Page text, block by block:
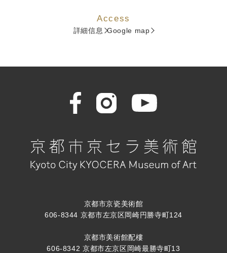
Access
詳細信息 Google map
京都市京瓷美術館
606-8344 京都市左京区岡崎円勝寺町124
京都市美術館配樓
606-8342 京都市左京区岡崎最勝寺町13